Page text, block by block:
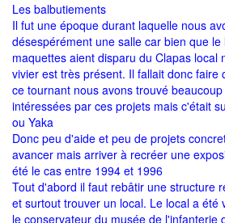
Les balbutiements
Il fut une époque durant laquelle nous
désespérément une salle car bien que
maquettes aient disparu du Clapas local
vivier est très présent. Il fallait donc faire
ce tournant nous avons trouvé
intéressées par ces projets mais c'était
ou Yaka
Donc peu d'aide et peu de projets
avancer mais arriver à recréer une
été le cas entre 1994 et 1996
Tout d'abord il faut rebâtir une structure
et surtout trouver un local. Le local a été
le conservateur du musée de l'infanterie